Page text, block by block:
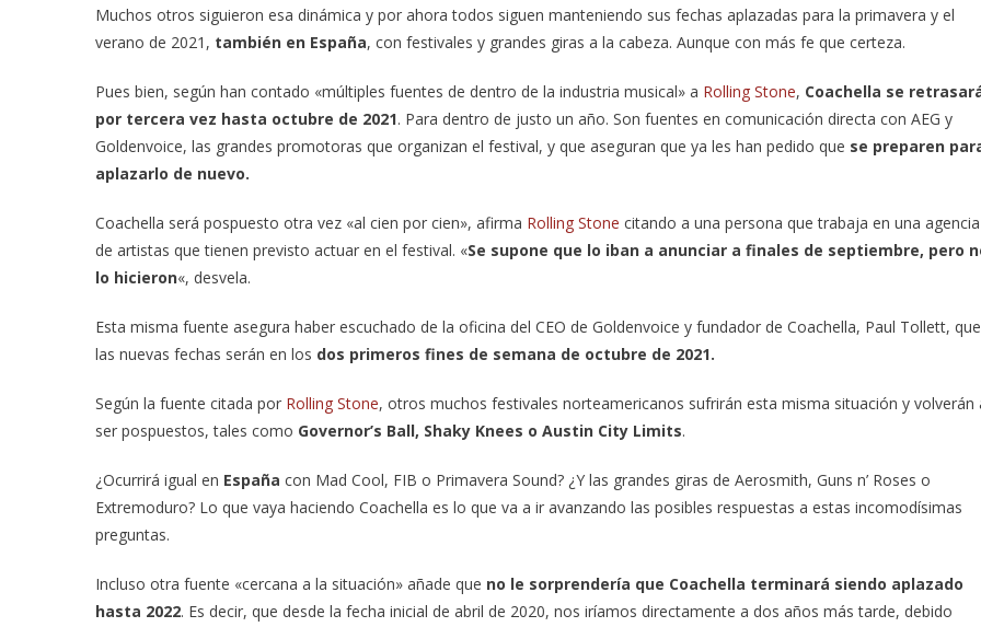
Muchos otros siguieron esa dinámica y por ahora todos siguen manteniendo sus fechas aplazadas para la primavera y el
verano de 2021, también en España, con festivales y grandes giras a la cabeza. Aunque con más fe que certeza.
Pues bien, según han contado «múltiples fuentes de dentro de la industria musical» a Rolling Stone, Coachella se
por tercera vez hasta octubre de 2021. Para dentro de justo un año. Son fuentes en comunicación directa con AEG y
Goldenvoice, las grandes promotoras que organizan el festival, y que aseguran que ya les han pedido que se preparen
aplazarlo de nuevo.
Coachella será pospuesto otra vez «al cien por cien», afirma Rolling Stone citando a una persona que trabaja en una agencia
de artistas que tienen previsto actuar en el festival. «Se supone que lo iban a anunciar a finales de septiembre, pero
lo hicieron«, desvela.
Esta misma fuente asegura haber escuchado de la oficina del CEO de Goldenvoice y fundador de Coachella, Paul Tollett, que
las nuevas fechas serán en los dos primeros fines de semana de octubre de 2021.
Según la fuente citada por Rolling Stone, otros muchos festivales norteamericanos sufrirán esta misma situación y volverán
ser pospuestos, tales como Governor’s Ball, Shaky Knees o Austin City Limits.
¿Ocurrirá igual en España con Mad Cool, FIB o Primavera Sound? ¿Y las grandes giras de Aerosmith, Guns n’ Roses o
Extremoduro? Lo que vaya haciendo Coachella es lo que va a ir avanzando las posibles respuestas a estas incomodísimas
preguntas.
Incluso otra fuente «cercana a la situación» añade que no le sorprendería que Coachella terminará siendo aplazado
hasta 2022. Es decir, que desde la fecha inicial de abril de 2020, nos iríamos directamente a dos años más tarde, debido